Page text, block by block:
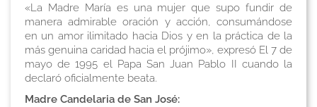
«La Madre María es una mujer que supo fundir de
manera admirable oración y acción, consumándose
en un amor ilimitado hacia Dios y en la práctica de la
más genuina caridad hacia el prójimo», expresó El 7 de
mayo de 1995 el Papa San Juan Pablo II cuando la
declaró oficialmente beata.
Madre Candelaria de San José: